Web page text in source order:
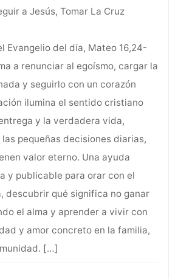
a Jesús, Tomar La Cruz
Evangelio del día, Mateo 16,24-
a renunciar al egoísmo, cargar la
y seguirlo con un corazón
ilumina el sentido cristiano
y la verdadera vida,
pequeñas decisiones diarias,
valor eterno. Una ayuda
y publicable para orar con el
descubrir qué significa no ganar
el alma y aprender a vivir con
y amor concreto en la familia,
[…]